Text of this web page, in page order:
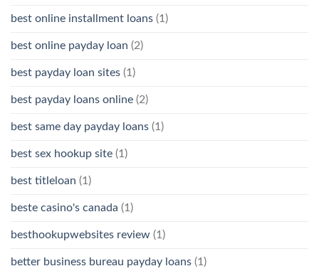
best online installment loans (1)
best online payday loan (2)
best payday loan sites (1)
best payday loans online (2)
best same day payday loans (1)
best sex hookup site (1)
best titleloan (1)
beste casino's canada (1)
besthookupwebsites review (1)
better business bureau payday loans (1)